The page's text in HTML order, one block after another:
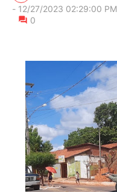
- 12/27/2023 02:29:00 PM
0